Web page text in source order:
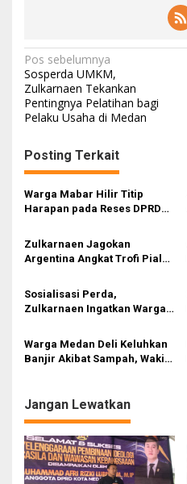
N
a
v
g
a
s
p
o
s
Pos sebelumnya
Sosperda UMKM,
Zulkarnaen Tekankan
Pentingnya Pelatihan bagi
Pelaku Usaha di Medan
Posting Terkait
Warga Mabar Hilir Titip
Harapan pada Reses DPRD
Kunjung Surut hingga
Layanan IKD
Zulkarnaen Jagokan
Argentina Angkat Trofi Piala
Sosialisasi Perda,
Zulkarnaen Ingatkan Warga
Tunggu Armada Pengangkut
Warga Medan Deli Keluhkan
Banjir Akibat Sampah, Wakil
dan Bak Sampah
Jangan Lewatkan